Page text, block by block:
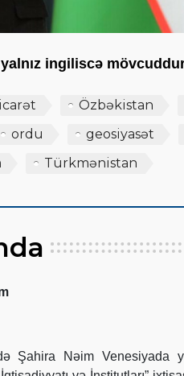
ingiliscə
Özbəkistan
ordu geosiyasət
Türkmənistan
Şahira Nəim Venesiyada